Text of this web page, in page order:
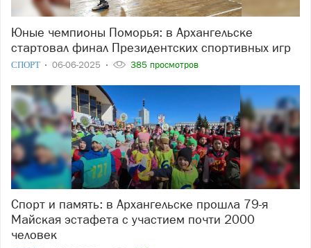
Юные чемпионы Поморья: в Архангельске
стартовал финал Президентских спортивных игр
СПОРТ 06-06-2025 385 просмотров
Спорт и память: в Архангельске прошла 79-я
Майская эстафета с участием почти 2000
человек